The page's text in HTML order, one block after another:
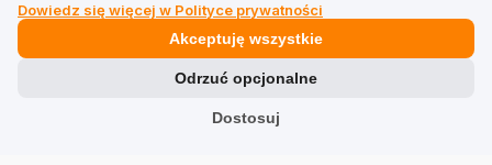
Jeszcze więcej sprzedaży
Integracje
Dowiedz się więcej w Polityce prywatności
Dostosuj
Odrzuć opcjonalne
Akceptuję wszystkie